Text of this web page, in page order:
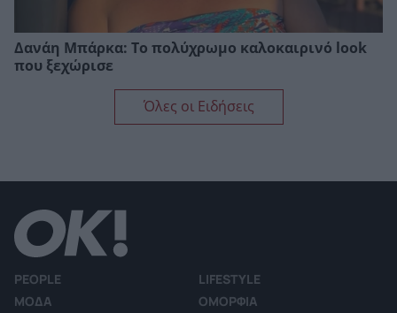
Δανάη Μπάρκα: Το πολύχρωμο καλοκαιρινό look
που ξεχώρισε
Όλες οι Ειδήσεις
PEOPLE
LIFESTYLE
ΜΟΔΑ
ΟΜΟΡΦΙΑ